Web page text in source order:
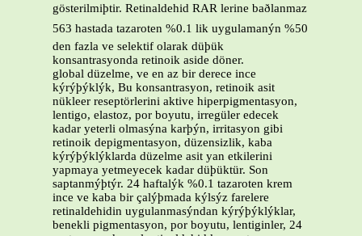
gösterilmiþtir. Retinaldehid RAR lerine baðlanmaz
563 hastada tazaroten %0.1 lik uygulamanýn %50
den fazla ve selektif olarak düþük
konsantrasyonda retinoik aside döner.
global düzelme, ve en az bir derece ince
kýrýþýklýk, Bu konsantrasyon, retinoik asit
nükleer reseptörlerini aktive hiperpigmentasyon,
lentigo, elastoz, por boyutu, irregüler edecek
kadar yeterli olmasýna karþýn, irritasyon gibi
retinoik depigmentasyon, düzensizlik, kaba
kýrýþýklýklarda düzelme asit yan etkilerini
yapmaya yetmeyecek kadar düþüktür. Son
saptanmýþtýr. 24 haftalýk %0.1 tazaroten krem
ince ve kaba bir çalýþmada kýlsýz farelere
retinaldehidin uygulanmasýndan kýrýþýklýklar,
benekli pigmentasyon, por boyutu, lentiginler, 24